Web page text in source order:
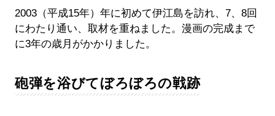
2003（平成15年）年に初めて伊江島を訪れ、7、8回
にわたり通い、取材を重ねました。漫画の完成まで
に3年の歳月がかかりました。
砲弾を浴びてぼろぼろの戦跡